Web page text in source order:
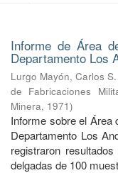
Informe de Área
Departamento Los
Lurgo Mayón, Carlos S.
de Fabricaciones
Minera, 1971)
Informe sobre el Área
Departamento Los
registraron
delgadas de 100